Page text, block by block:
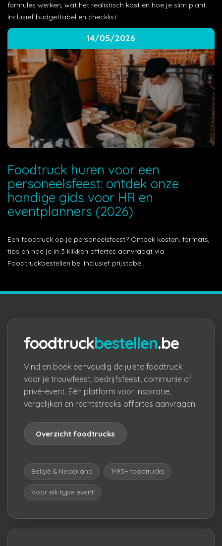
formules werken, wat het realistisch kost en hoe je slim plant.
Inclusief budgettabel en checklist.
14/05/2026
Foodtruck huren voor een
personeelsfeest: ontdek onze
handige gids voor HR en
eventplanners (2026)
Een foodtruck op je personeelsfeest? Ontdek kosten, formats,
tips en hoe je in 3 klikken offertes aanvraagt via
Foodtruckbestellen.be. Inclusief prijstabel.
foodtruckbestellen.be
Vind en boek eenvoudig de juiste foodtruck
voor je trouwfeest, bedrijfsfeest, communie of
privé-event. Eén platform voor inspiratie,
vergelijken en rechtstreeks offertes aanvragen.
Overzicht foodtrucks
België & Nederland 1495+ foodtrucks
Voor elk type event